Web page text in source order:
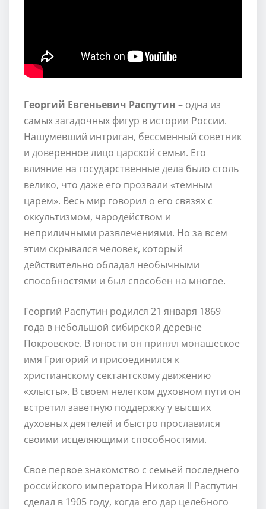
Георгий Евгеньевич Распутин – одна из
самых загадочных фигур в истории России.
Нашумевший интриган, бессменный советник
и доверенное лицо царской семьи. Его
влияние на государственные дела было столь
велико, что даже его прозвали «темным
царем». Весь мир говорил о его связях с
оккультизмом, чародейством и
неприличными развлечениями. Но за всем
этим скрывался человек, который
действительно обладал необычными
способностями и был способен на многое.
Георгий Распутин родился 21 января 1869
года в небольшой сибирской деревне
Покровское. В юности он принял монашеское
имя Григорий и присоединился к
христианскому сектантскому движению
«хлысты». В своем нелегком духовном пути он
встретил заветную поддержку у высших
духовных деятелей и быстро прославился
своими исцеляющими способностями.
Свое первое знакомство с семьей последнего
российского императора Николая II Распутин
сделал в 1905 году, когда его дар целебного